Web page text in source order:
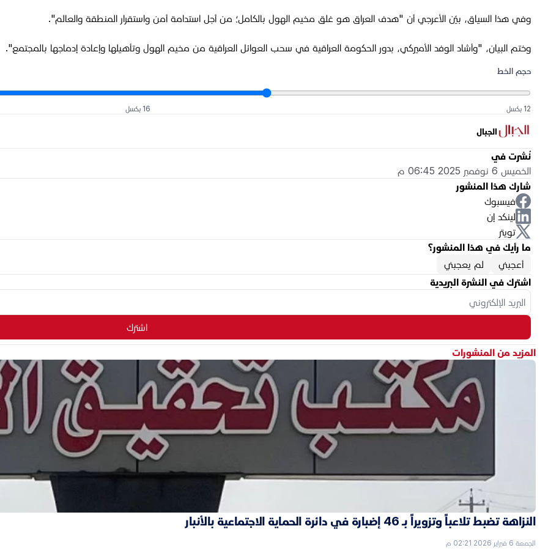
وفي هذا السياق، بيّن الأعرجي أن "هدف العراق هو غلق مخيم الهول بالكامل؛ من أجل استدامة أمن واستقرار المنطقة والعالم".
وختم البيان، "وأشاد الوفد الأميركي، بدور الحكومة العراقية في سحب العوائل العراقية من مخيم الهول وتأهيلها وإعادة إدماجها بالمجتمع".
حجم الخط
12 بكسل 16 بكسل
الجبال
نُشرت في
الخميس 6 نوفمبر 2025 06:45 م
شارك هذا المنشور
فيسبوك
لينكد إن
تويتر
ما رأيك في هذا المنشور؟
أعجبني
لم يعجبني
اشترك في النشرة البريدية
اشترك
المزيد من المنشورات
النزاهة تضبط تلاعباً وتزويراً بـ 46 إضبارة في دائرة الحماية الاجتماعية بالأنبار
الجمعة 6 فبراير 2026 02:21 م